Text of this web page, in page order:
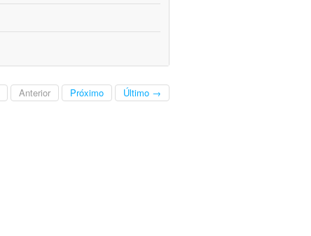
Anterior Próximo Último →